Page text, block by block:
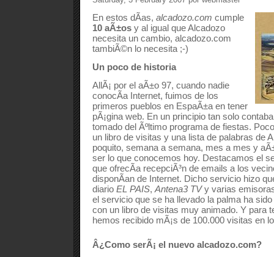
En estos dÃ­as, alcadozo.com cumple
10 aÃ±os y al igual que Alcadozo
necesita un cambio, alcadozo.com
tambiÃ©n lo necesita ;-)
Un poco de historia
AllÃ¡ por el aÃ±o 97, cuando nadie
conocÃ­a Internet, fuimos de los
primeros pueblos en EspaÃ±a en tener
pÃ¡gina web. En un principio tan solo
tomado del Ãºltimo programa de fiestas.
un libro de visitas y una lista de palabras de
poquito, semana a semana, mes a mes y
ser lo que conocemos hoy. Destacamos el
que ofrecÃ­a recepciÃ³n de emails a los
disponÃ­an de Internet. Dicho servicio hizo
diario EL PAIS, Antena3 TVy varias
el servicio que se ha llevado la palma ha
con un libro de visitas muy animado. Y para
hemos recibido mÃ¡s de 100.000 visitas en
Â¿Como serÃ¡ el nuevo alcadozo.com?